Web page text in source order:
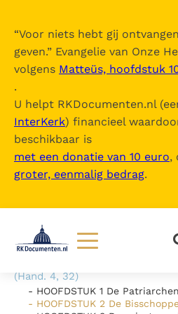
“Voor niets hebt gij
geven.” Evangelie van Onze
volgens Matteüs, hoofdstuk
.
U helpt RKDocumenten.nl
InterKerk) financieel
beschikbaar is
met een donatie van 10 euro,
groter, eenmalig bedrag.
Lezen
Documenten
Ecclesia in Medio
Inhoudsopgave
uitklappen
- Inleiding
voor u allen, telkens wanneer
uw naam noemen in onze
gebeden" (1 Tess. 1, 2)
- DEEL 2 "De grote groep
(Hand. 4, 32)
- HOOFDSTUK 1 De Patriarchen
- HOOFDSTUK 2 De
- HOOFDSTUK 2 De